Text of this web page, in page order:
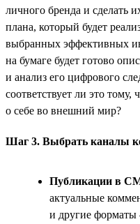
личного бренда и сделать
плана, который будет
выбранных эффективных
на бумаге будет готово
и анализ его цифрового
соответствует ли это тому,
о себе во внешний мир?
Шаг 3. Выбрать каналы
Публикации в
актуальные
и другие